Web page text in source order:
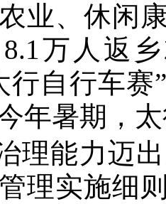
业、休闲
万人返
行自行车
年暑期，
理能力迈
理实施细